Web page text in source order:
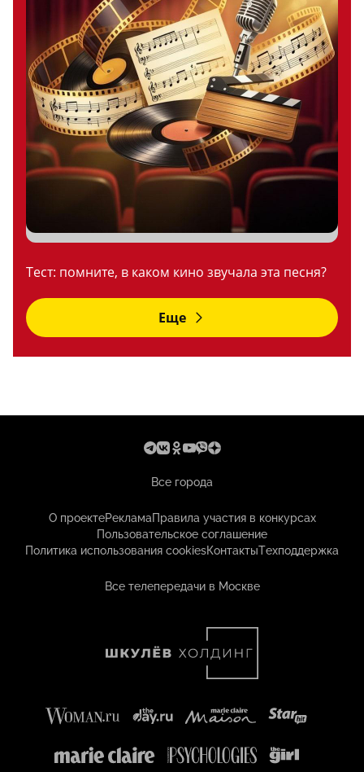
Тест: помните, в каком кино звучала эта песня?
Еще
Все города
О проектеРекламаПравила участия в конкурсах
Пользовательское соглашение
Политика использования cookiesКонтактыТехподдержка
Все телепередачи в Москве